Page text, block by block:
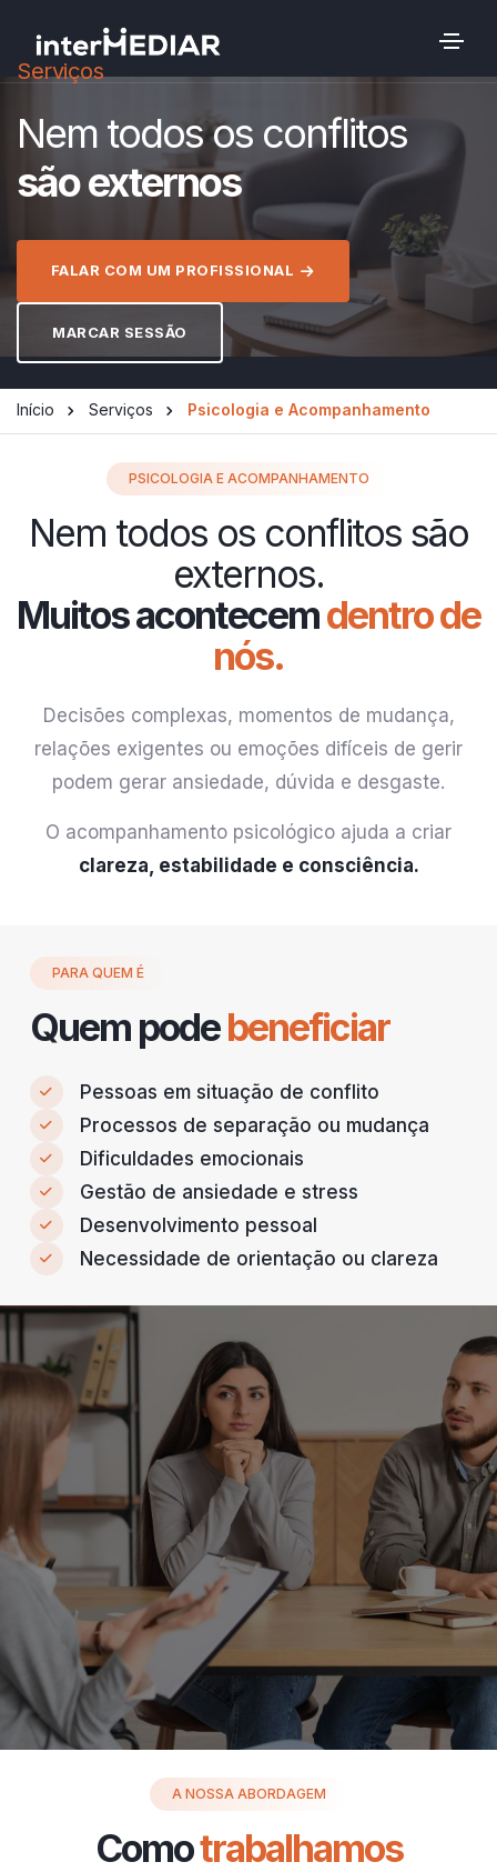
Serviços
Nem todos os conflitos
são externos
FALAR COM UM PROFISSIONAL
MARCAR SESSÃO
Início Serviços Psicologia e Acompanhamento
PSICOLOGIA E ACOMPANHAMENTO
Nem todos os conflitos são
externos.
Muitos acontecemdentro de
nós.
Decisões complexas, momentos de mudança,
relações exigentes ou emoções difíceis de gerir
podem gerar ansiedade, dúvida e desgaste.
O acompanhamento psicológico ajuda a criar
clareza, estabilidade e consciência.
PARA QUEM É
Quem podebeneficiar
Pessoas em situação de conflito
Processos de separação ou mudança
Dificuldades emocionais
Gestão de ansiedade e stress
Desenvolvimento pessoal
Necessidade de orientação ou clareza
A NOSSA ABORDAGEM
Comotrabalhamos